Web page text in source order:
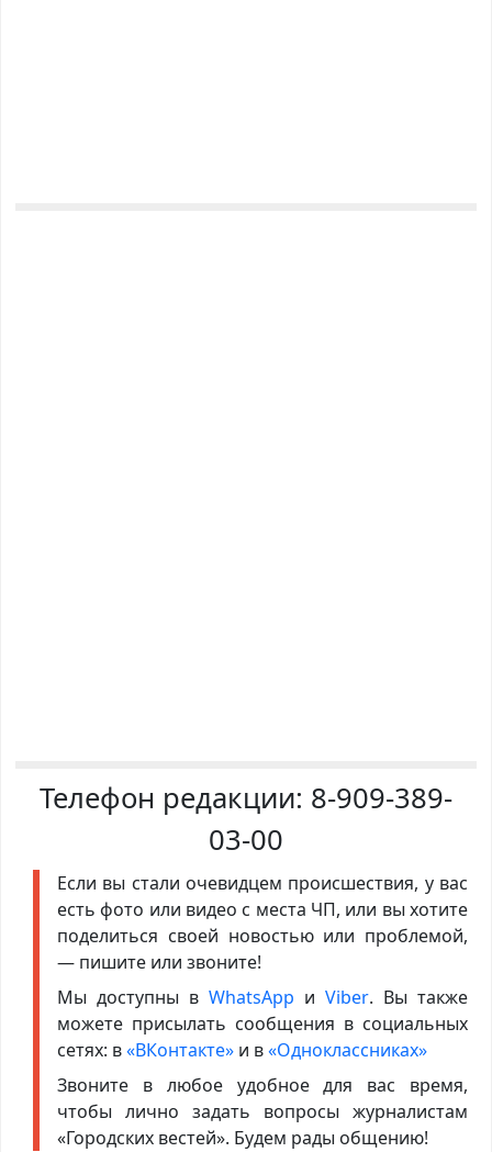
Телефон редакции: 8-909-389-
03-00
Если вы стали очевидцем происшествия, у вас
есть фото или видео с места ЧП, или вы хотите
поделиться своей новостью или проблемой,
— пишите или звоните!
Мы доступны в WhatsApp иViber. Вы также
можете присылать сообщения в социальных
сетях: в«ВКонтакте»и в«Одноклассниках»
Звоните в любое удобное для вас время,
чтобы лично задать вопросы журналистам
«Городских вестей». Будем рады общению!